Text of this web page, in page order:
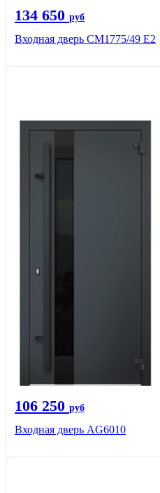
134 650 руб
Входная дверь СМ1775/49 Е2
106 250 руб
Входная дверь AG6010